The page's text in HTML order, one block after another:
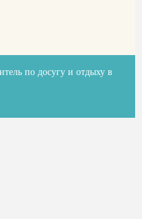
по досугу и отдыху в